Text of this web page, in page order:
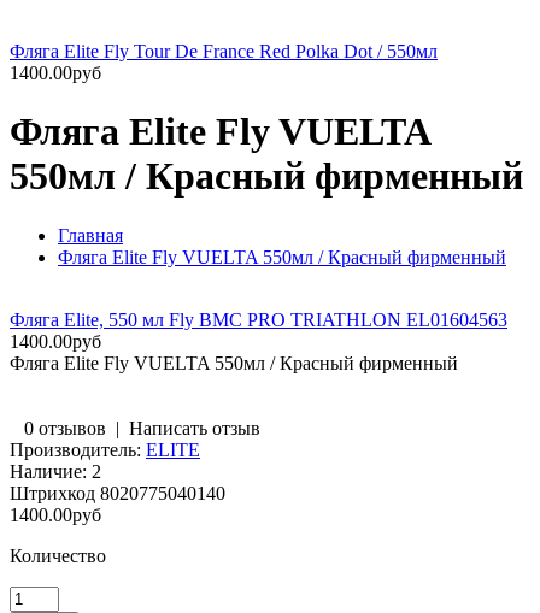
Фляга Elite Fly Tour De France Red Polka Dot / 550мл
1400.00руб
Фляга Elite Fly VUELTA
550мл / Красный фирменный
Главная
Фляга Elite Fly VUELTA 550мл / Красный фирменный
Фляга Elite, 550 мл Fly BMC PRO TRIATHLON EL01604563
1400.00руб
Фляга Elite Fly VUELTA 550мл / Красный фирменный
0 отзывов | Написать отзыв
Производитель: ELITE
Наличие: 2
Штрихкод 8020775040140
1400.00руб
Количество